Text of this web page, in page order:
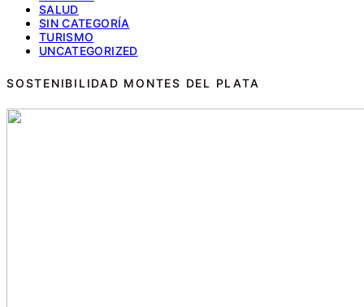
SALUD
SIN CATEGORÍA
TURISMO
UNCATEGORIZED
SOSTENIBILIDAD MONTES DEL PLATA